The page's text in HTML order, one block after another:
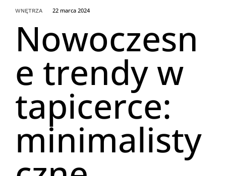
WNĘTRZA 22 marca 2024
Nowoczesn
e trendy w
tapicerce:
minimalisty